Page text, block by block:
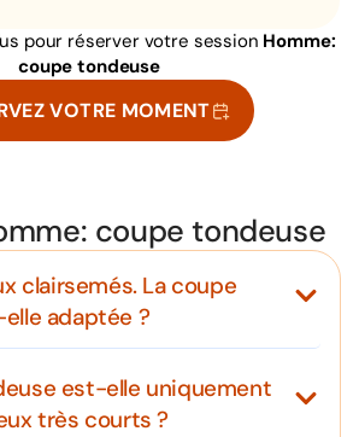
pour réserver votre session Homme:
coupe tondeuse
VOTRE MOMENT
coupe tondeuse
clairsemés. La coupe
adaptée ?
est-elle uniquement
très courts ?